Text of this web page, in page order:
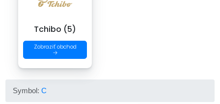
Tchibo (5)
Zobraziť obchod
→
Symbol:C